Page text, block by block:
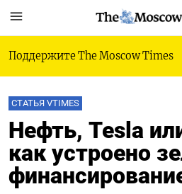
Поддержите The Moscow Times
СТАТЬЯ VTIMES
Нефть, Tesla
как устроено